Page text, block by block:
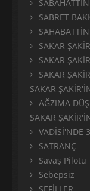
SABRET
SAKAR
SAKAR
SAKAR
SAKAR
AĞZIMA DÜŞ
SAKAR
VADİSİ'NDE
SATRANÇ
Savaş Pilotu
Sebepsiz